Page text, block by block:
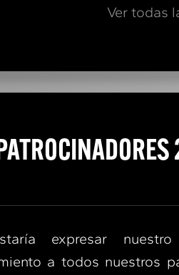
Ver todas
expresar
a todos nuestros